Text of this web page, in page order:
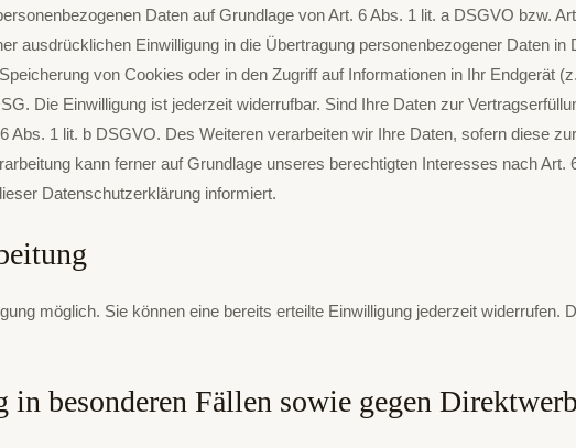
Daten auf Grundlage von Art. 6 Abs. 1 lit. a DSGVO bzw.
ausdrücklichen Einwilligung in die Übertragung personenbezogener Daten in
von Cookies oder in den Zugriff auf Informationen in Ihr Endgerät
Die Einwilligung ist jederzeit widerrufbar. Sind Ihre Daten zur
1 lit. b DSGVO. Des Weiteren verarbeiten wir Ihre Daten, sofern diese
kann ferner auf Grundlage unseres berechtigten Interesses nach
Datenschutzerklärung informiert.
möglich. Sie können eine bereits erteilte Einwilligung jederzeit widerrufen.
in besonderen Fällen sowie gegen